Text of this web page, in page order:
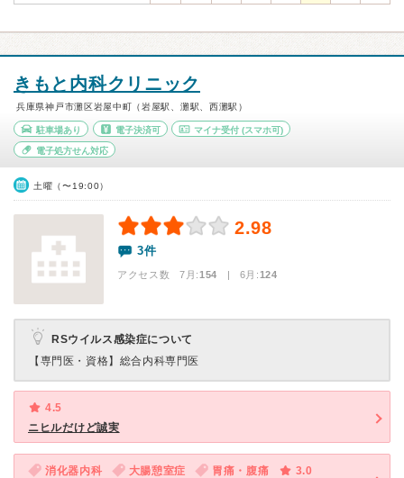
きもと内科クリニック
兵庫県神戸市灘区岩屋中町（岩屋駅、灘駅、西灘駅）
駐車場あり 電子決済可 マイナ受付 (スマホ可)
電子処方せん対応
土曜（〜19:00）
2.98
3件
アクセス数 7月:154 | 6月:124
RSウイルス感染症について
【専門医・資格】 総合内科専門医
4.5
ニヒルだけど誠実
消化器内科 大腸憩室症 胃痛・腹痛 3.0